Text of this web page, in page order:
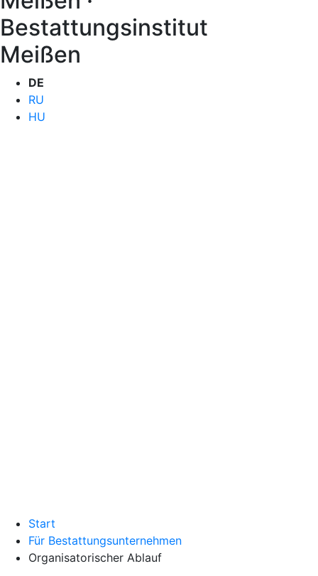
Bestattungsinstitut
Meißen
DE
RU
HU
Start
Für Bestattungsunternehmen
Organisatorischer Ablauf